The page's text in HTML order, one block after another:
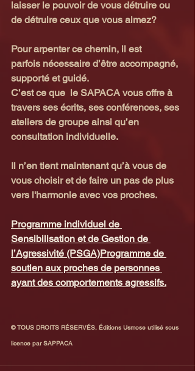
laisser le pouvoir de vous détruire ou
de détruire ceux que vous aimez?
Pour arpenter ce chemin, il est
parfois nécessaire d’être accompagné,
supporté et guidé.
C’est ce que  le SAPACA vous offre à
travers ses écrits, ses conférences, ses
ateliers de groupe ainsi qu’en
consultation individuelle.
Il n’en tient maintenant qu’à vous de
vous choisir et de faire un pas de plus
vers l'harmonie avec vos proches.
Programme individuel de
Sensibilisation et de Gestion de
l’Agressivité (PSGA)Programme de
soutien aux proches de personnes
ayant des comportements agressifs.
© TOUS DROITS RÉSERVÉS, Éditions Usmose utilisé sous
licence par SAPPACA